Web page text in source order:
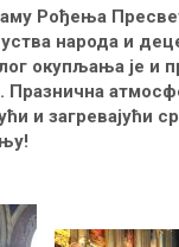
Рођења
народа и
окупљања је и
Празнична
и загревајући